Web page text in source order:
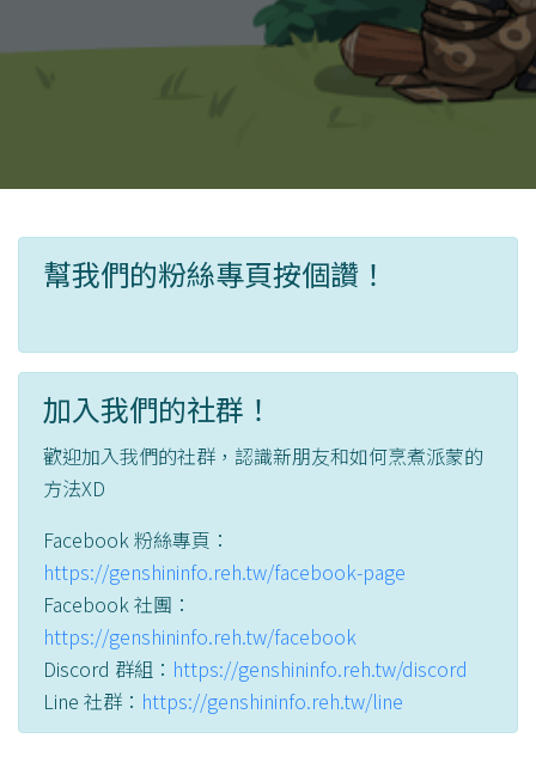
幫我們的粉絲專頁按個讚！
加入我們的社群！
歡迎加入我們的社群，認識新朋友和如何烹煮派蒙的
方法XD
Facebook 粉絲專頁：
https://genshininfo.reh.tw/facebook-page
Facebook 社團：
https://genshininfo.reh.tw/facebook
Discord 群組： https://genshininfo.reh.tw/discord
Line 社群： https://genshininfo.reh.tw/line